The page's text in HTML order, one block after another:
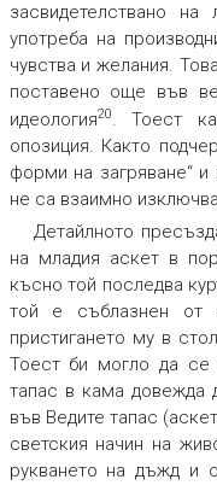
засвидетелствано на
употреба на
чувства и желания.
поставено още във
идеология20. Тоест
опозиция. Както
форми на загряване“
не са взаимно
Детайлното
на младия аскет в
късно той последва
той е съблазнен от
пристигането му в
Тоест би могло да се
тапас в кама довежда
във Ведите тапас
светския начин на
рукването на дъжд и